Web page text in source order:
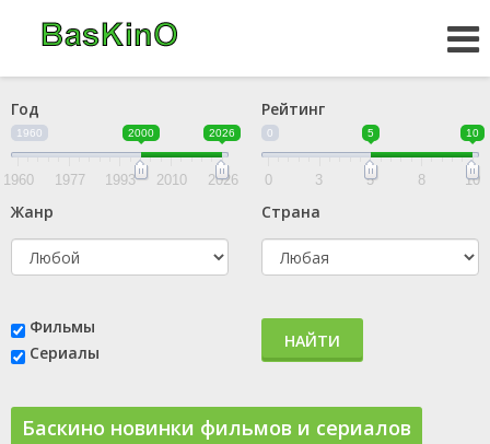
Год
1960 2000 2026
1960 1977 1993 2010 2026
Рейтинг
0 5 10
0 3 5 8 10
Жанр Страна
Фильмы
Сериалы
НАЙТИ
Баскино новинки фильмов и сериалов